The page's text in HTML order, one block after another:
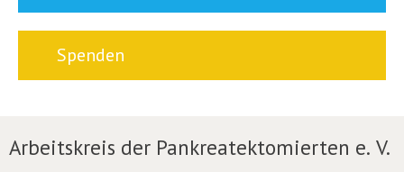
Spenden
Arbeitskreis der Pankreatektomierten e. V.